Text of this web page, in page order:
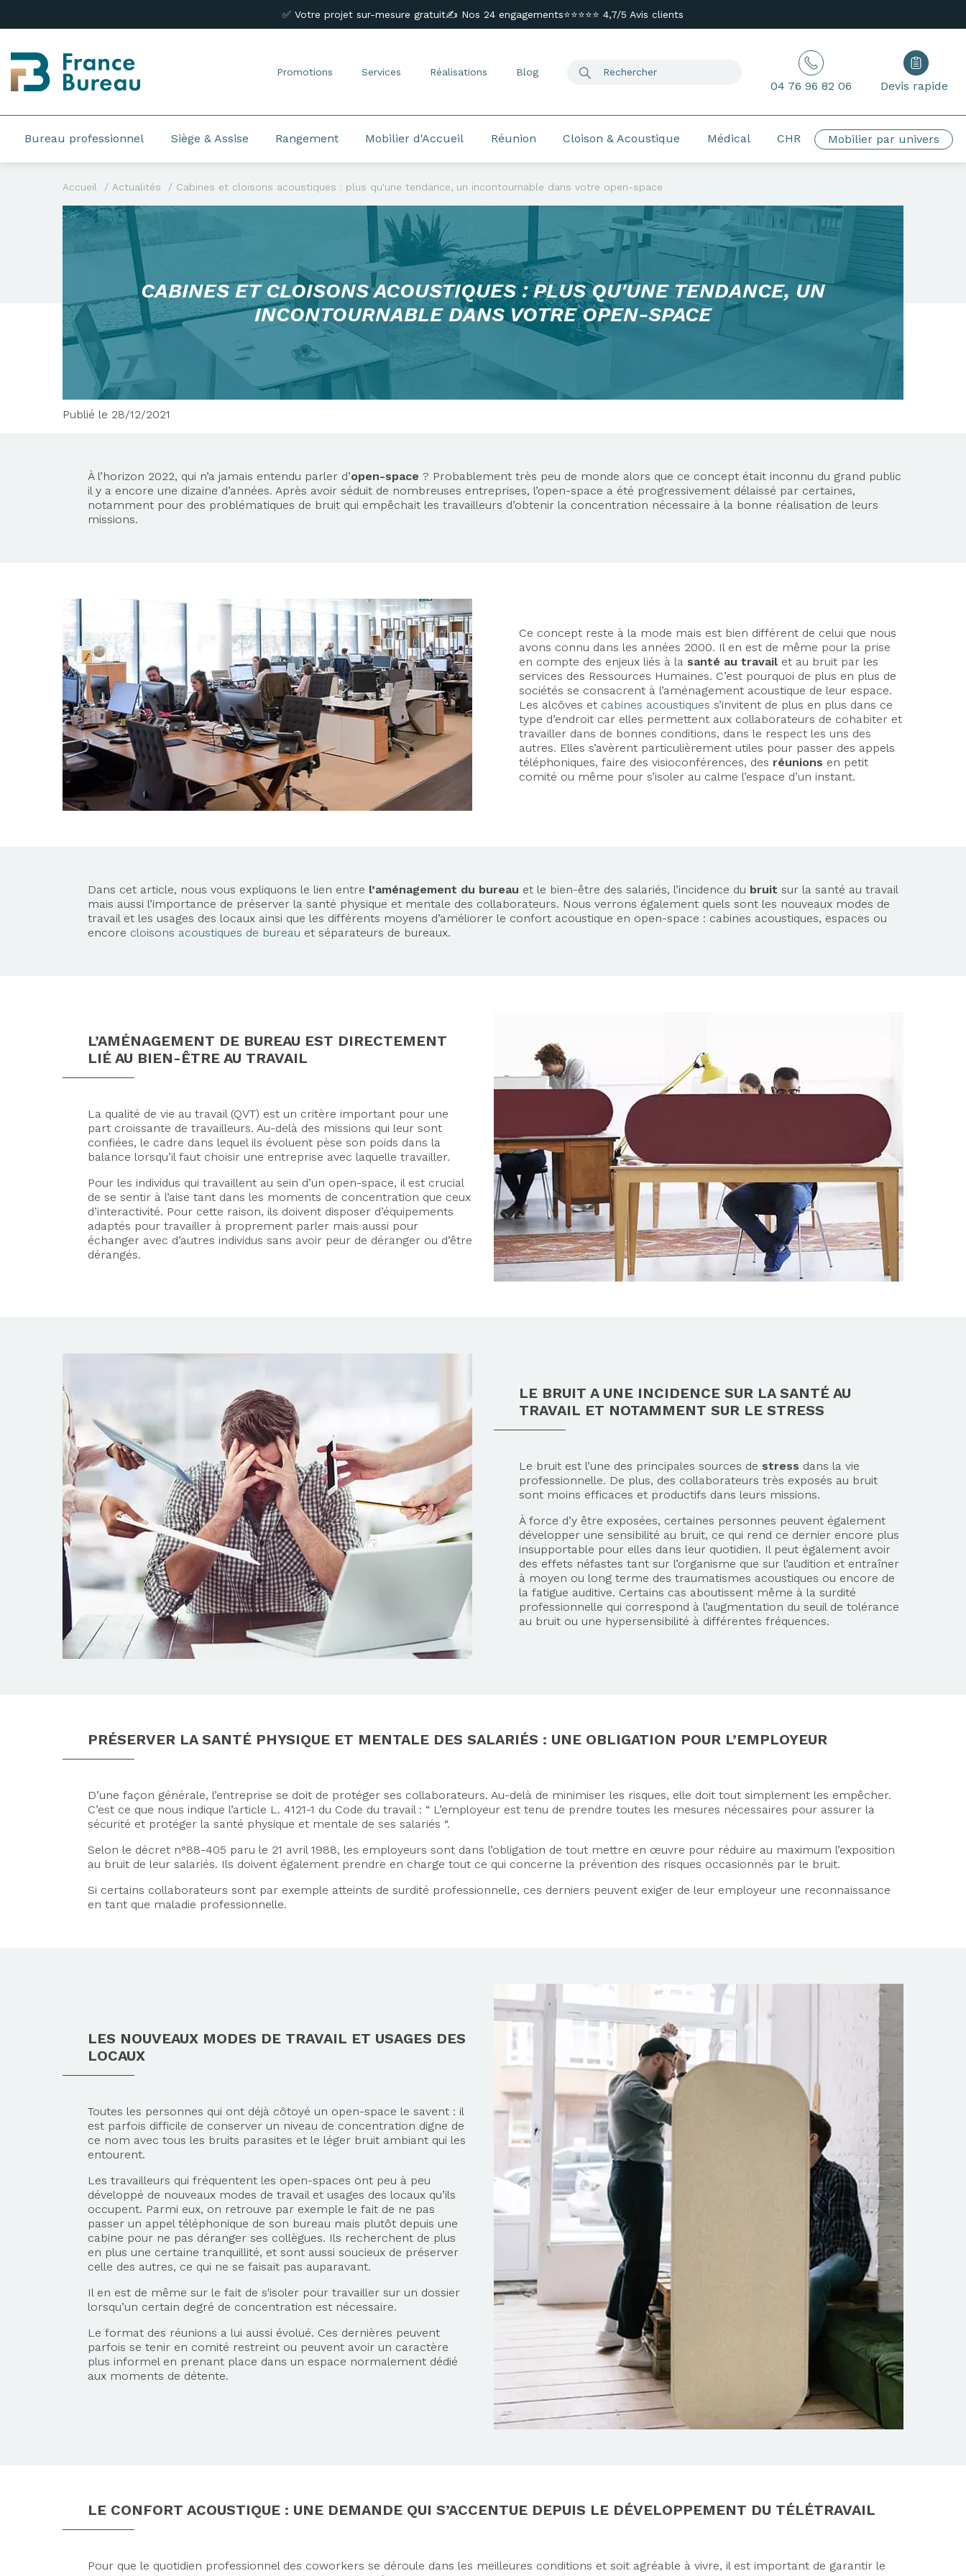
Axeptio consent
✅ Votre projet sur-mesure gratuit✍️ Nos 24 engagements⭐⭐⭐⭐⭐ 4,7/5 Avis clients
Promotions Services Réalisations Blog
04 76 96 82 06 Devis rapide
Bureau professionnel Siège & Assise Rangement Mobilier d'Accueil Réunion Cloison & Acoustique Médical CHR Mobilier par univers
Accueil Actualités Cabines et cloisons acoustiques : plus qu'une tendance, un incontournable dans votre open-space
CABINES ET CLOISONS ACOUSTIQUES : PLUS QU'UNE TENDANCE, UN
INCONTOURNABLE DANS VOTRE OPEN-SPACE
Publié le 28/12/2021
À l’horizon 2022, qui n’a jamais entendu parler d’open-space ? Probablement très peu de monde alors que ce concept était inconnu du grand public
il y a encore une dizaine d’années. Après avoir séduit de nombreuses entreprises, l’open-space a été progressivement délaissé par certaines,
notamment pour des problématiques de bruit qui empêchait les travailleurs d’obtenir la concentration nécessaire à la bonne réalisation de leurs
missions.
Ce concept reste à la mode mais est bien différent de celui que nous
avons connu dans les années 2000. Il en est de même pour la prise
en compte des enjeux liés à la santé au travail et au bruit par les
services des Ressources Humaines. C’est pourquoi de plus en plus de
sociétés se consacrent à l’aménagement acoustique de leur espace.
Les alcôves et cabines acoustiques s’invitent de plus en plus dans ce
type d’endroit car elles permettent aux collaborateurs de cohabiter et
travailler dans de bonnes conditions, dans le respect les uns des
autres. Elles s’avèrent particulièrement utiles pour passer des appels
téléphoniques, faire des visioconférences, des réunions en petit
comité ou même pour s’isoler au calme l’espace d’un instant.
Dans cet article, nous vous expliquons le lien entre l’aménagement du bureau et le bien-être des salariés, l’incidence du bruit sur la santé au travail
mais aussi l’importance de préserver la santé physique et mentale des collaborateurs. Nous verrons également quels sont les nouveaux modes de
travail et les usages des locaux ainsi que les différents moyens d’améliorer le confort acoustique en open-space : cabines acoustiques, espaces ou
encore cloisons acoustiques de bureau et séparateurs de bureaux.
L’AMÉNAGEMENT DE BUREAU EST DIRECTEMENT
LIÉ AU BIEN-ÊTRE AU TRAVAIL
La qualité de vie au travail (QVT) est un critère important pour une
part croissante de travailleurs. Au-delà des missions qui leur sont
confiées, le cadre dans lequel ils évoluent pèse son poids dans la
balance lorsqu’il faut choisir une entreprise avec laquelle travailler.
Pour les individus qui travaillent au sein d’un open-space, il est crucial
de se sentir à l’aise tant dans les moments de concentration que ceux
d’interactivité. Pour cette raison, ils doivent disposer d’équipements
adaptés pour travailler à proprement parler mais aussi pour
échanger avec d’autres individus sans avoir peur de déranger ou d’être
dérangés.
LE BRUIT A UNE INCIDENCE SUR LA SANTÉ AU
TRAVAIL ET NOTAMMENT SUR LE STRESS
Le bruit est l’une des principales sources de stress dans la vie
professionnelle. De plus, des collaborateurs très exposés au bruit
sont moins efficaces et productifs dans leurs missions.
À force d’y être exposées, certaines personnes peuvent également
développer une sensibilité au bruit, ce qui rend ce dernier encore plus
insupportable pour elles dans leur quotidien. Il peut également avoir
des effets néfastes tant sur l’organisme que sur l’audition et entraîner
à moyen ou long terme des traumatismes acoustiques ou encore de
la fatigue auditive. Certains cas aboutissent même à la surdité
professionnelle qui correspond à l’augmentation du seuil de tolérance
au bruit ou une hypersensibilité à différentes fréquences.
PRÉSERVER LA SANTÉ PHYSIQUE ET MENTALE DES SALARIÉS : UNE OBLIGATION POUR L’EMPLOYEUR
D’une façon générale, l’entreprise se doit de protéger ses collaborateurs. Au-delà de minimiser les risques, elle doit tout simplement les empêcher.
C’est ce que nous indique l’article L. 4121-1 du Code du travail : “ L’employeur est tenu de prendre toutes les mesures nécessaires pour assurer la
sécurité et protéger la santé physique et mentale de ses salariés “.
Selon le décret n°88-405 paru le 21 avril 1988, les employeurs sont dans l’obligation de tout mettre en œuvre pour réduire au maximum l’exposition
au bruit de leur salariés. Ils doivent également prendre en charge tout ce qui concerne la prévention des risques occasionnés par le bruit.
Si certains collaborateurs sont par exemple atteints de surdité professionnelle, ces derniers peuvent exiger de leur employeur une reconnaissance
en tant que maladie professionnelle.
LES NOUVEAUX MODES DE TRAVAIL ET USAGES DES
LOCAUX
Toutes les personnes qui ont déjà côtoyé un open-space le savent : il
est parfois difficile de conserver un niveau de concentration digne de
ce nom avec tous les bruits parasites et le léger bruit ambiant qui les
entourent.
Les travailleurs qui fréquentent les open-spaces ont peu à peu
développé de nouveaux modes de travail et usages des locaux qu’ils
occupent. Parmi eux, on retrouve par exemple le fait de ne pas
passer un appel téléphonique de son bureau mais plutôt depuis une
cabine pour ne pas déranger ses collègues. Ils recherchent de plus
en plus une certaine tranquillité, et sont aussi soucieux de préserver
celle des autres, ce qui ne se faisait pas auparavant.
Il en est de même sur le fait de s'isoler pour travailler sur un dossier
lorsqu’un certain degré de concentration est nécessaire.
Le format des réunions a lui aussi évolué. Ces dernières peuvent
parfois se tenir en comité restreint ou peuvent avoir un caractère
plus informel en prenant place dans un espace normalement dédié
aux moments de détente.
LE CONFORT ACOUSTIQUE : UNE DEMANDE QUI S’ACCENTUE DEPUIS LE DÉVELOPPEMENT DU TÉLÉTRAVAIL
Pour que le quotidien professionnel des coworkers se déroule dans les meilleures conditions et soit agréable à vivre, il est important de garantir le